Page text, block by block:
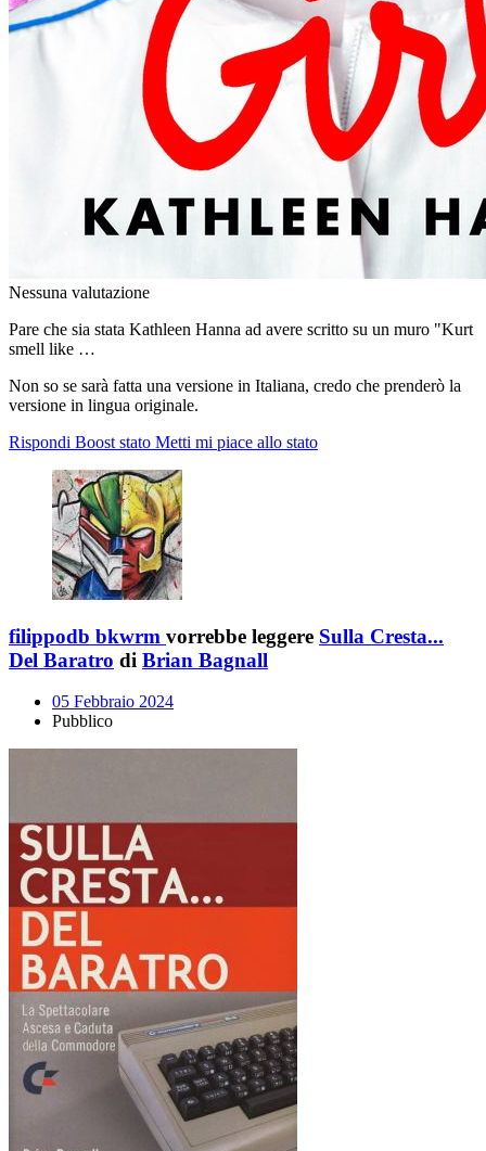
Nessuna valutazione
Pare che sia stata Kathleen Hanna ad avere scritto su un muro "Kurt
smell like …
Non so se sarà fatta una versione in Italiana, credo che prenderò la
versione in lingua originale.
Rispondi Boost stato Metti mi piace allo stato
filippodb bkwrm vorrebbe leggere Sulla Cresta...
Del Baratro di Brian Bagnall
05 Febbraio 2024
Pubblico